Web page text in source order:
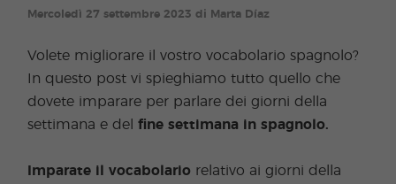
Mercoledì 27 settembre 2023 di Marta Díaz
Volete migliorare il vostro vocabolario spagnolo?
In questo post vi spieghiamo tutto quello che
dovete imparare per parlare dei giorni della
settimana e delfine settimana in spagnolo.
Imparate il vocabolario relativo ai giorni della